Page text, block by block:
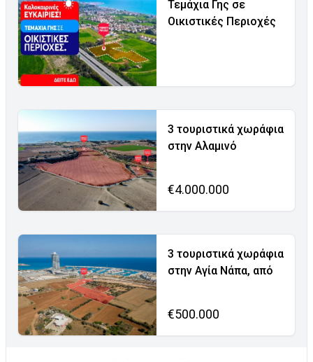
Τεμάχια Γης σε
Οικιστικές Περιοχές
3 τουριστικά χωράφια
στην Αλαμινό
€4.000.000
3 τουριστικά χωράφια
στην Αγία Νάπα, από
€500.000